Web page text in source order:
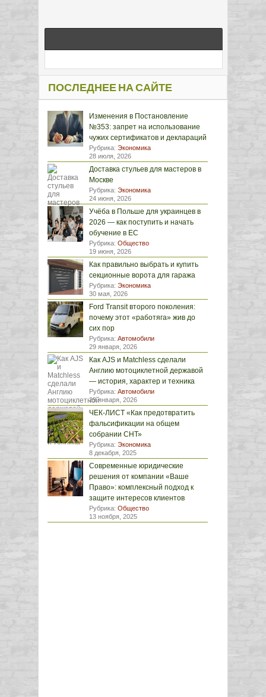
ПОСЛЕДНЕЕ НА САЙТЕ
Изменения в Постановление
№353: запрет на использование
чужих сертификатов и деклараций
Рубрика: Экономика
28 июля, 2026
Доставка стульев для мастеров в
Москве
Рубрика: Экономика
24 июня, 2026
Учёба в Польше для украинцев в
2026 — как поступить и начать
обучение в ЕС
Рубрика: Общество
19 июня, 2026
Как правильно выбрать и купить
секционные ворота для гаража
Рубрика: Экономика
30 мая, 2026
Ford Transit второго поколения:
почему этот «работяга» жив до
сих пор
Рубрика: Автомобили
29 января, 2026
Как AJS и Matchless сделали
Англию мотоциклетной державой
— история, характер и техника
Рубрика: Автомобили
29 января, 2026
ЧЕК-ЛИСТ «Как предотвратить
фальсификации на общем
собрании СНТ»
Рубрика: Экономика
8 декабря, 2025
Современные юридические
решения от компании «Ваше
Право»: комплексный подход к
защите интересов клиентов
Рубрика: Общество
13 ноября, 2025